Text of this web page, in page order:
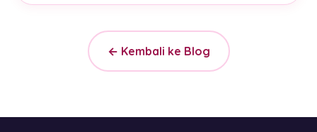
← Kembali ke Blog